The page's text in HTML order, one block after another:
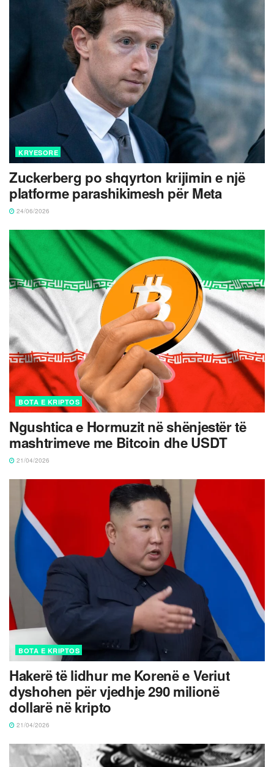
KRYESORE
Zuckerberg po shqyrton krijimin e një
platforme parashikimesh për Meta
24/06/2026
BOTA E KRIPTOS
Ngushtica e Hormuzit në shënjestër të
mashtrimeve me Bitcoin dhe USDT
21/04/2026
BOTA E KRIPTOS
Hakerë të lidhur me Korenë e Veriut
dyshohen për vjedhje 290 milionë
dollarë në kripto
21/04/2026